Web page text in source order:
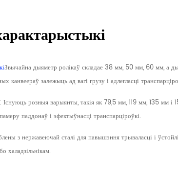
Звычайна дыяметр ролікаў складае 38 мм, 50 мм, 60 мм, а
канвеераў залежыць ад вагі грузу і адлегласці
Існуюць розныя варыянты, такія як 79,5 мм, 119 мм, 135 мм і
паддонаў і эфектыўнасці транспарціроўкі.
з нержавеючай сталі для павышэння трываласці і
халадзільнікам.